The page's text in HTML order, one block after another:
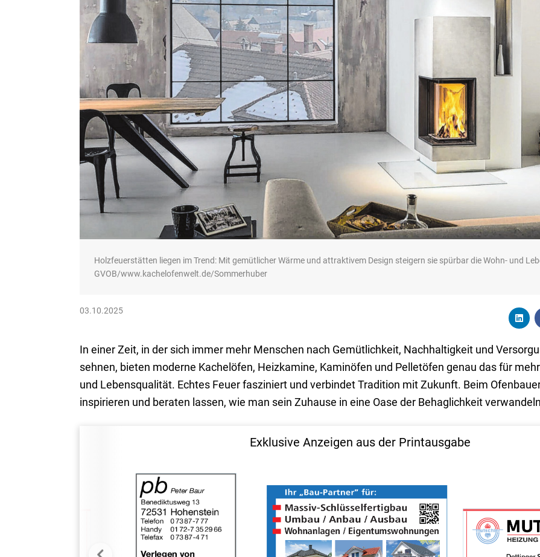
Holzfeuerstätten liegen im Trend: Mit gemütlicher Wärme und attraktivem Design steigern sie spürbar die Wohn- und
GVOB/www.kachelofenwelt.de/Sommerhuber
03.10.2025
In einer Zeit, in der sich immer mehr Menschen nach Gemütlichkeit, Nachhaltigkeit und
sehnen, bieten moderne Kachelöfen, Heizkamine, Kaminöfen und Pelletöfen genau das für
und Lebensqualität. Echtes Feuer fasziniert und verbindet Tradition mit Zukunft. Beim
inspirieren und beraten lassen, wie man sein Zuhause in eine Oase der Behaglichkeit
Exklusive Anzeigen aus der Printausgabe